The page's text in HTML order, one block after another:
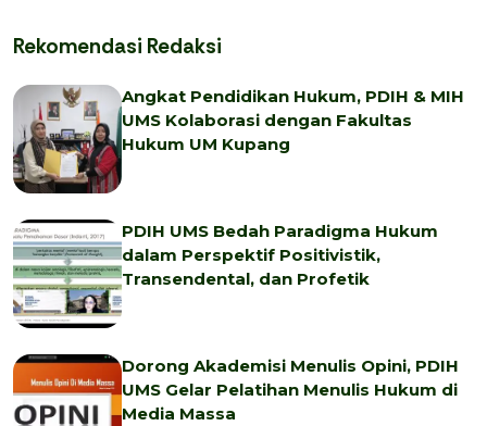
Rekomendasi Redaksi
Angkat Pendidikan Hukum, PDIH & MIH
UMS Kolaborasi dengan Fakultas
Hukum UM Kupang
PDIH UMS Bedah Paradigma Hukum
dalam Perspektif Positivistik,
Transendental, dan Profetik
Dorong Akademisi Menulis Opini, PDIH
UMS Gelar Pelatihan Menulis Hukum di
Media Massa